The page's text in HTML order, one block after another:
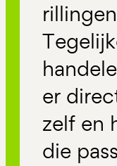
er
zelf en
die